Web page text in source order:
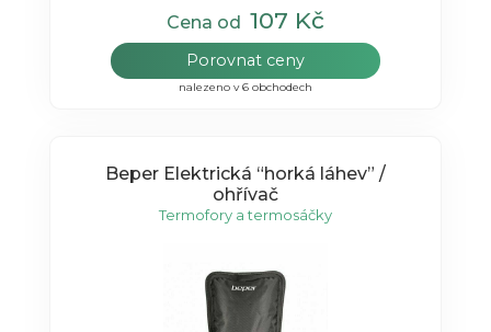
Cena od 107 Kč
Porovnat ceny
nalezeno v 6 obchodech
Beper Elektrická “horká láhev” /
ohřívač
Termofory a termosáčky